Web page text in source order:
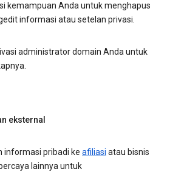
kemampuan Anda untuk menghapus
informasi atau setelan privasi.
administrator domain Anda untuk
eksternal
informasi pribadi ke afiliasi atau bisnis
lainnya untuk